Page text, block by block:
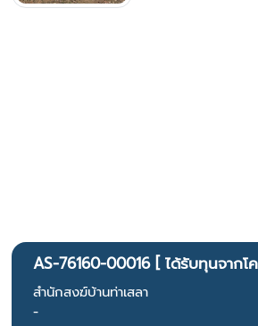
AS-76160-00016 [ ได้รับทุนจากโ
สำนักสงฆ์บ้านท่าเสลา
-